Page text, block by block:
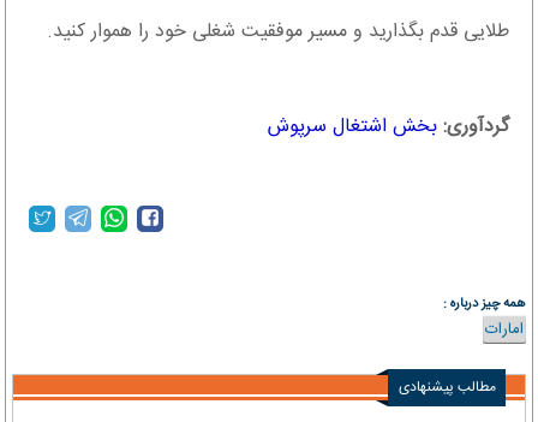
طلایی قدم بگذارید و مسیر موفقیت شغلی خود را هموار کنید.
گردآوری:بخش اشتغال سرپوش
همه چیز درباره :
امارات
مطالب پیشنهادی